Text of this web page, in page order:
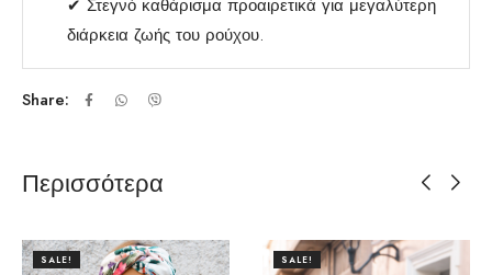
✔ Στεγνό καθάρισμα προαιρετικά για μεγαλύτερη
διάρκεια ζωής του ρούχου.
Share:
Περισσότερα
SALE! SALE!